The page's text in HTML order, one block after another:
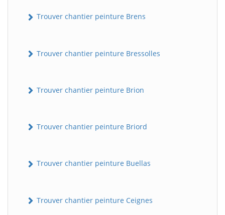
Trouver chantier peinture Brens
Trouver chantier peinture Bressolles
Trouver chantier peinture Brion
Trouver chantier peinture Briord
Trouver chantier peinture Buellas
Trouver chantier peinture Ceignes